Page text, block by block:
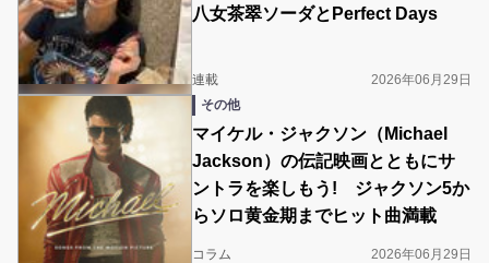
八女茶翠ソーダとPerfect Days
連載
2026年06月29日
その他
マイケル・ジャクソン（Michael
Jackson）の伝記映画とともにサ
ントラを楽しもう! ジャクソン5か
らソロ黄金期までヒット曲満載
コラム
2026年06月29日